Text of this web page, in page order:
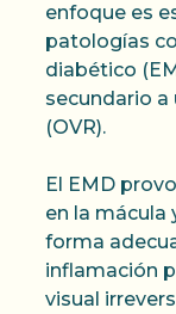
enfoque es
patologías
diabético
secundario a
(OVR).
El EMD
en la mácula
forma
inflamación
visual